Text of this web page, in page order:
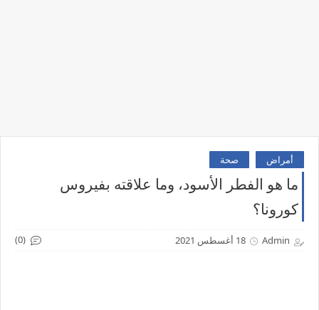
أمراض صحة
ما هو الفطر الأسود، وما علاقته بفيروس
كورونا؟
Admin 18 أغسطس 2021 (0)